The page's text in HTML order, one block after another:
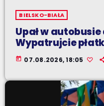
BIELSKO-BIAŁA
Upał w
Wypatrujcie
today 07.08.2026, 18:05